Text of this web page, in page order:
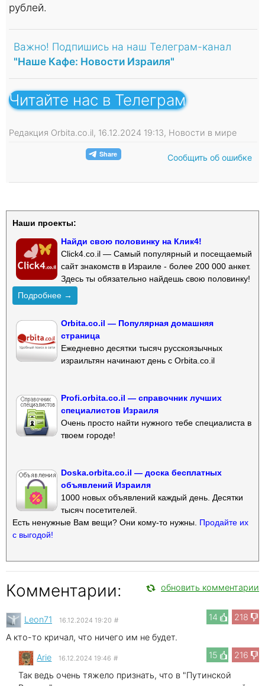
рублей.
Важно! Подпишись на наш Телеграм-канал
"Наше Кафе: Новости Израиля"
Читайте нас в Телеграм
Редакция Orbita.co.il, 16.12.2024 19:13, Новости в мире
Сообщить об ошибке
Наши проекты:
Найди свою половинку на Клик4!
Click4.co.il — Самый популярный и посещаемый
сайт знакомств в Израиле - более 200 000 анкет.
Здесь ты обязательно найдешь свою половинку!
Подробнее →
Orbita.co.il — Популярная домашняя
страница
Ежедневно десятки тысяч русскоязычных
израильтян начинают день с Orbita.co.il
Profi.orbita.co.il — справочник лучших
специалистов Израиля
Очень просто найти нужного тебе специалиста в
твоем городе!
Doska.orbita.co.il — доска бесплатных
объявлений Израиля
1000 новых объявлений каждый день. Десятки
тысяч посетителей.
Есть ненужные Вам вещи? Они кому-то нужны. Продайте их
с выгодой!
Комментарии: обновить комментарии
14 218
Leon71 16.12.2024 19:20 #
А кто-то кричал, что ничего им не будет.
15
216
Arie 16.12.2024 19:46 #
Так ведь очень тяжело признать, что в "Путинской